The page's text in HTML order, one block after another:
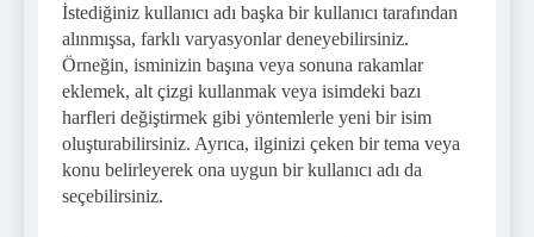
İstediğiniz kullanıcı adı başka bir kullanıcı tarafından
alınmışsa, farklı varyasyonlar deneyebilirsiniz.
Örneğin, isminizin başına veya sonuna rakamlar
eklemek, alt çizgi kullanmak veya isimdeki bazı
harfleri değiştirmek gibi yöntemlerle yeni bir isim
oluşturabilirsiniz. Ayrıca, ilginizi çeken bir tema veya
konu belirleyerek ona uygun bir kullanıcı adı da
seçebilirsiniz.